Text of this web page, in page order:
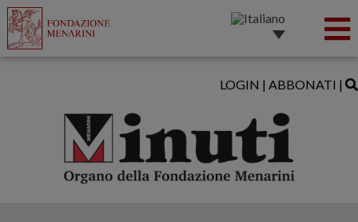
LOGIN | ABBONATI |